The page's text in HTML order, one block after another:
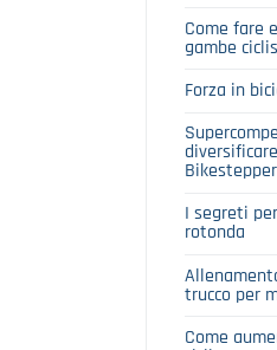
Come fare
gambe
Forza in
I segreti
rotonda
trucco per
Come